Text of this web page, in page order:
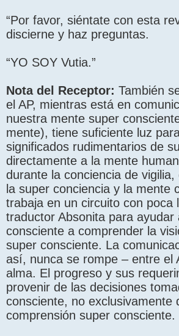
“Por favor, siéntate con esta
discierne y haz preguntas.
“YO SOY Vutia.”
Nota del Receptor: También
el AP, mientras está en
nuestra mente super
mente), tiene suficiente luz
significados rudimentarios de
directamente a la mente
durante la conciencia de
la super conciencia y la mente
trabaja en un circuito con poca
traductor Absonita para ayudar
consciente a comprender la
super consciente. La
así, nunca se rompe – entre el
alma. El progreso y sus
provenir de las decisiones
consciente, no exclusivamente
comprensión super consciente.